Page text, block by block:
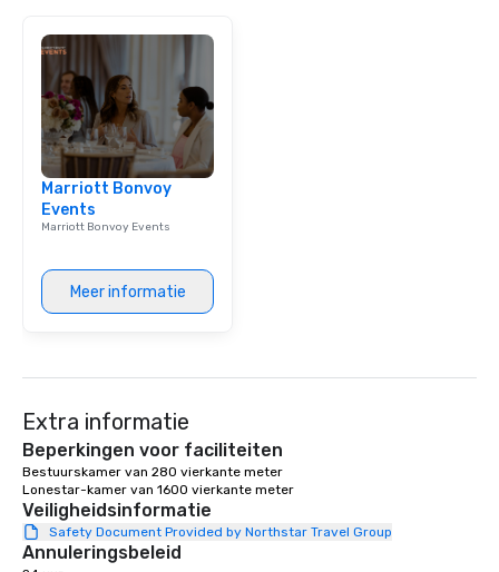
Marriott Bonvoy
Events
Marriott Bonvoy Events
Meer informatie
Extra informatie
Beperkingen voor faciliteiten
Bestuurskamer van 280 vierkante meter
Lonestar-kamer van 1600 vierkante meter
Veiligheidsinformatie
Safety Document Provided by Northstar Travel Group
Annuleringsbeleid